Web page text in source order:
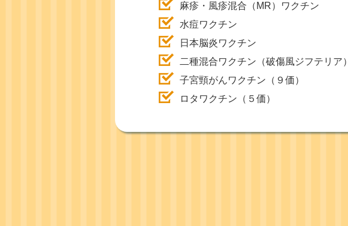
麻疹・風疹混合（MR）ワクチン
水痘ワクチン
日本脳炎ワクチン
二種混合ワクチン（破傷風ジフテリア）
子宮頸がんワクチン（９価）
ロタワクチン（５価）